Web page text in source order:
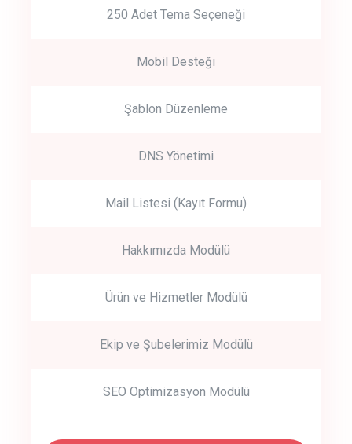
250 Adet Tema Seçeneği
Mobil Desteği
Şablon Düzenleme
DNS Yönetimi
Mail Listesi (Kayıt Formu)
Hakkımızda Modülü
Ürün ve Hizmetler Modülü
Ekip ve Şubelerimiz Modülü
SEO Optimizasyon Modülü